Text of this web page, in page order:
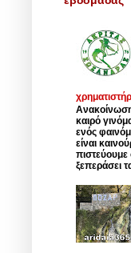
καιρό
ενός
είναι
πιστεύουμε
ξεπεράσει